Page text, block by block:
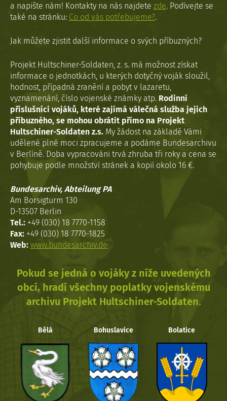
a napište nám! Kontakty na nás najdete zde. Podívejte se
také na stránku: Co od vás potřebujeme?.
Jak můžete zjistit další informace o svých příbuzných?
Projekt Hultschiner-Soldaten, z. s. má možnost získat
informace o jednotkách, u kterých dotyčný voják sloužil,
hodnost, případná zranění a pobyt v lazaretu,
vyznamenání, číslo vojenské známky atp. Rodinní
příslušníci vojáků, které zajímá válečná služba jejich
příbuzného, se mohou obrátit přímo na Projekt
Hultschiner-Soldaten z.s. My žádost na základě Vámi
udělené plné moci zpracujeme a podáme Bundesarchivu
v Berlíně. Doba vypracováni trvá zhruba tři roky a cena se
pohybuje podle množství stránek a kopií okolo 16 €.
Bundesarchiv, Abteilung PA
Am Borsigturm 130
D-13507 Berlin
Tel.: +49 (030) 18 7770-1158
Fax: +49 (030) 18 7770-1825
Web: www.bundesarchiv.de
Pokud se jedná o vojáky z níže uvedených
obcí, hradí všechny poplatky vojenskému
archivu Projekt Hultschiner-Soldaten.
Bělá Bohuslavice Bolatice